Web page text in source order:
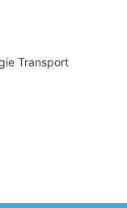
Transport